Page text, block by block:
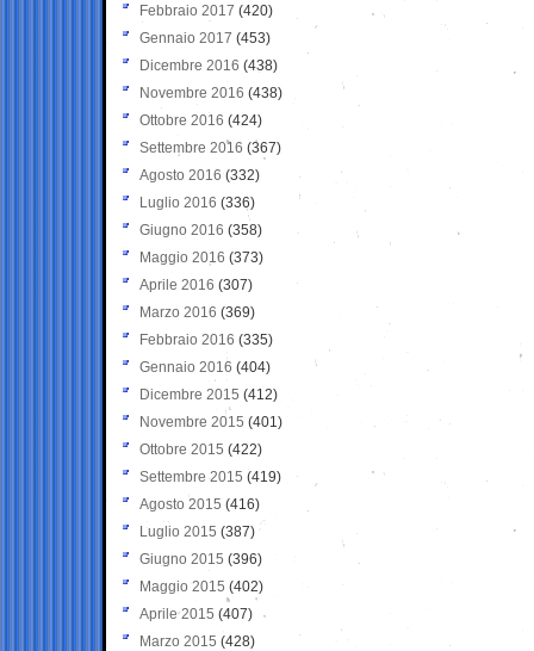
Febbraio 2017 (420)
Gennaio 2017 (453)
Dicembre 2016 (438)
Novembre 2016 (438)
Ottobre 2016 (424)
Settembre 2016 (367)
Agosto 2016 (332)
Luglio 2016 (336)
Giugno 2016 (358)
Maggio 2016 (373)
Aprile 2016 (307)
Marzo 2016 (369)
Febbraio 2016 (335)
Gennaio 2016 (404)
Dicembre 2015 (412)
Novembre 2015 (401)
Ottobre 2015 (422)
Settembre 2015 (419)
Agosto 2015 (416)
Luglio 2015 (387)
Giugno 2015 (396)
Maggio 2015 (402)
Aprile 2015 (407)
Marzo 2015 (428)